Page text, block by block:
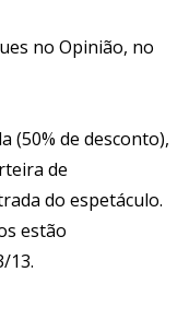
no Opinião, no
(50% de desconto),
de
do espetáculo.
estão
13.